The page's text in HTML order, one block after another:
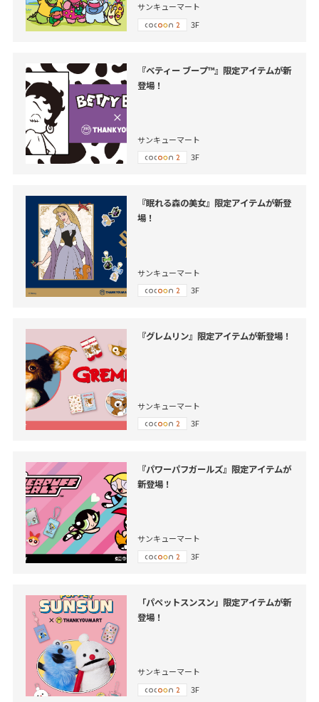
サンキューマート
3F
『ベティー ブープ™』限定アイテムが新
登場！
サンキューマート
3F
『眠れる森の美女』限定アイテムが新登
場！
サンキューマート
3F
『グレムリン』限定アイテムが新登場！
サンキューマート
3F
『パワーパフガールズ』限定アイテムが
新登場！
サンキューマート
3F
「パペットスンスン」限定アイテムが新
登場！
サンキューマート
3F